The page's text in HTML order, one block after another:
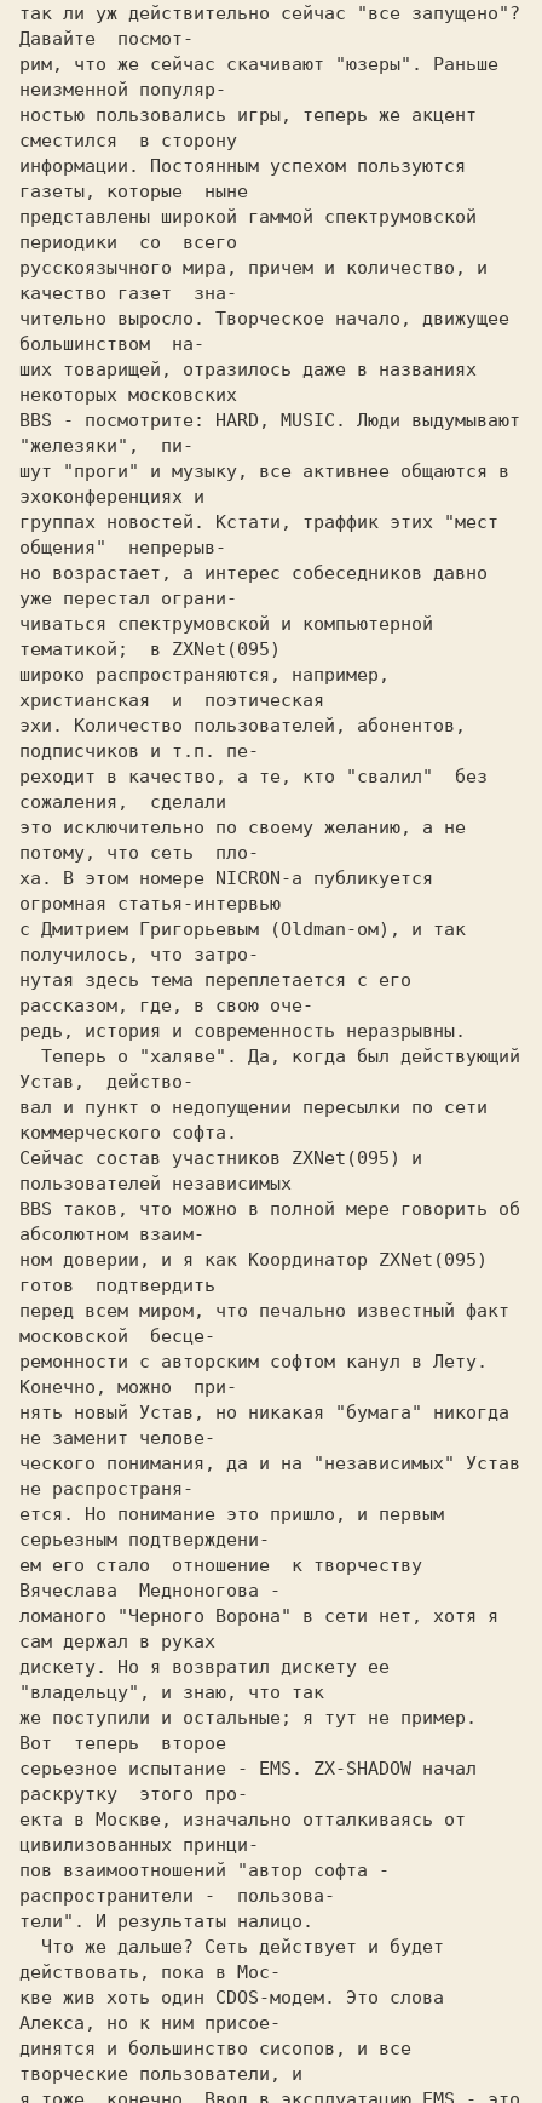
так ли уж действительно сейчас "все запущено"?
Давайте  посмот-
рим, что же сейчас скачивают "юзеры". Раньше
неизменной популяр-
ностью пользовались игры, теперь же акцент
сместился  в сторону
информации. Постоянным успехом пользуются
газеты, которые  ныне
представлены широкой гаммой спектрумовской
периодики  со  всего
русскоязычного мира, причем и количество, и
качество газет  зна-
чительно выросло. Творческое начало, движущее
большинством  на-
ших товарищей, отразилось даже в названиях
некоторых московских
BBS - посмотрите: HARD, MUSIC. Люди выдумывают
"железяки",  пи-
шут "проги" и музыку, все активнее общаются в
эхоконференциях и
группах новостей. Кстати, траффик этих "мест
общения"  непрерыв-
но возрастает, а интерес собеседников давно
уже перестал ограни-
чиваться спектрумовской и компьютерной
тематикой;  в ZXNet(095)
широко распространяются, например,
христианская  и  поэтическая
эхи. Количество пользователей, абонентов,
подписчиков и т.п. пе-
реходит в качество, а те, кто "свалил"  без
сожаления,  сделали
это исключительно по своему желанию, а не
потому, что сеть  пло-
ха. В этом номере NICRON-а публикуется
огромная статья-интервью
с Дмитрием Григорьевым (Oldman-ом), и так
получилось, что затро-
нутая здесь тема переплетается с его
рассказом, где, в свою оче-
Устав,  действо-
вал и пункт о недопущении пересылки по сети
коммерческого софта.
Сейчас состав участников ZXNet(095) и
пользователей независимых
BBS таков, что можно в полной мере говорить об
абсолютном взаим-
ном доверии, и я как Координатор ZXNet(095)
готов  подтвердить
перед всем миром, что печально известный факт
московской  бесце-
ремонности с авторским софтом канул в Лету.
Конечно, можно  при-
нять новый Устав, но никакая "бумага" никогда
не заменит челове-
ческого понимания, да и на "независимых" Устав
не распространя-
ется. Hо понимание это пришло, и первым
серьезным подтверждени-
ем его стало  отношение  к творчеству
Вячеслава  Медноногова -
ломаного "Черного Ворона" в сети нет, хотя я
сам держал в руках
дискету. Hо я возвратил дискету ее
"владельцу", и знаю, что так
же поступили и остальные; я тут не пример.
Вот  теперь  второе
серьезное испытание - EMS. ZX-SHADOW начал
раскрутку  этого про-
екта в Москве, изначально отталкиваясь от
цивилизованных принци-
пов взаимоотношений "автор софта -
распространители -  пользова-
действовать, пока в Мос-
кве жив хоть один CDOS-модем. Это слова
Алекса, но к ним присое-
динятся и большинство сисопов, и все
творческие пользователи, и